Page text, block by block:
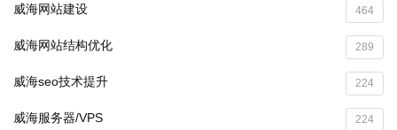
威海网站建设 464
威海网站结构优化 289
威海seo技术提升 224
威海服务器/VPS 224